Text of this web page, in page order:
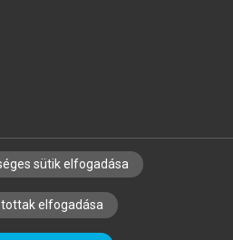
KÖNYVTÁROSOKNAK
LEKTORÁLÁSI ALAPELVEK
sütik elfogadása
elfogadása